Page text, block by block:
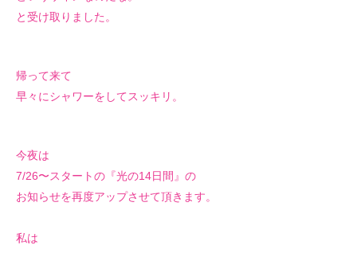
と受け取りました。
帰って来て
早々にシャワーをしてスッキリ。
今夜は
7/26〜スタートの『光の14日間』の
お知らせを再度アップさせて頂きます。
私は